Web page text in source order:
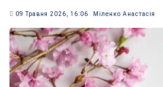
09 Травня 2026, 16:06 Міленко Анастасія